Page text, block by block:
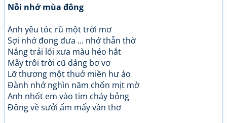
Nỗi nhớ mùa đông
Anh yêu tóc rũ một trời mơ
Sợi nhớ đong đưa ... nhớ thẫn thờ
Nắng trải lối xưa màu héo hắt
Mây trôi trời cũ dáng bơ vơ
Lỡ thương một thuở miền hư ảo
Đành nhớ nghìn năm chốn mịt mờ
Anh nhốt em vào tim cháy bỏng
Đông về sưởi ấm mấy vần thơ